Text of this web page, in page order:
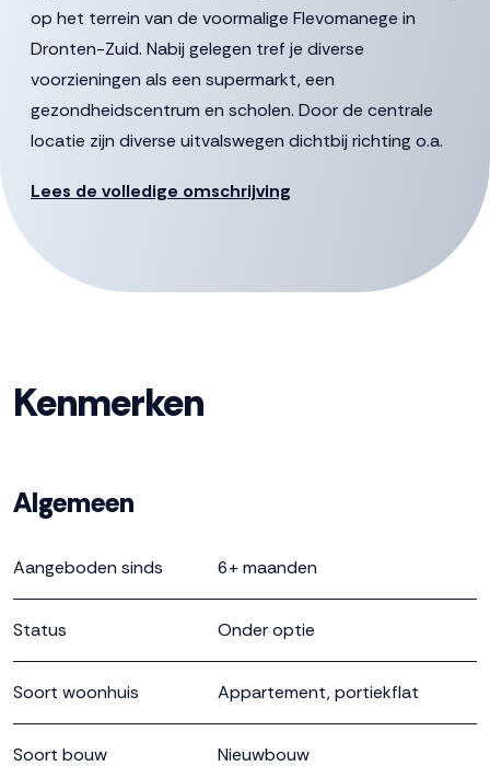
op het terrein van de voormalige Flevomanege in
Dronten-Zuid. Nabij gelegen tref je diverse
voorzieningen als een supermarkt, een
gezondheidscentrum en scholen. Door de centrale
locatie zijn diverse uitvalswegen dichtbij richting o.a.
kun je genieten van de gezamenlijke faciliteiten met
gezamenlijke ontmoetingsruimte en de groene
omgeving. Hier vind je een goede balans tussen privacy
Prijzen vanaf € 354.000,- v.o.n. * Privéterras of balkon *
standaard 6 zonnepanelen * warmtepomp (eigendom)
begane grond Inschrijven kan via de website
11 juli a.s. om 23.59 uur. Toewijzing zal plaatsvinden op
woensdag 12 juli a.s. Voor vragen, neem contact op
met de verkopend makelaars! Deze informatie is door
ons met de nodige zorgvuldigheid samengesteld.
Onzerzijds wordt echter geen enkele aansprakelijkheid
aanvaard voor enige onvolledigheid, onjuistheid of
anderszins, dan wel de gevolgen daarvan. Alle
Lees de volledige omschrijving
Kenmerken
Algemeen
Aangeboden sinds 6+ maanden
Status Onder optie
Soort woonhuis Appartement, portiekflat
Soort bouw Nieuwbouw